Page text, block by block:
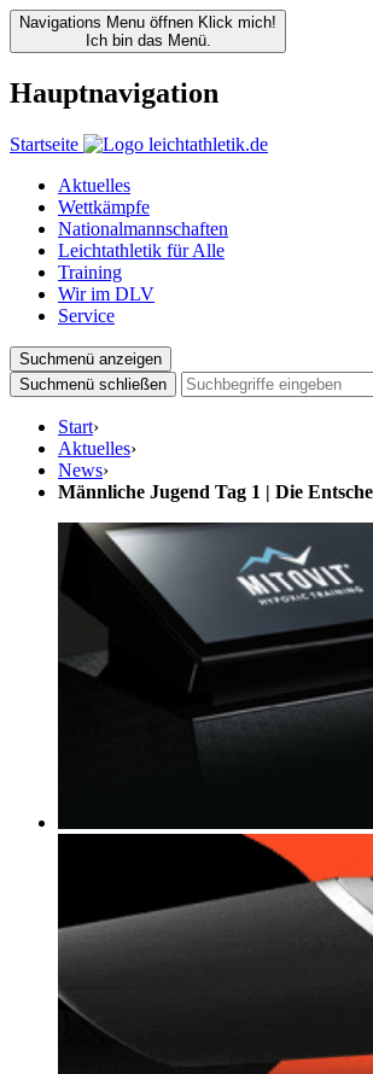
Navigations Menu öffnen Klick mich!
Ich bin das Menü.
Hauptnavigation
Startseite
Aktuelles
Wettkämpfe
Nationalmannschaften
Leichtathletik für Alle
Training
Wir im DLV
Service
Suchmenü anzeigen
Suchmenü schließen
Start›
Aktuelles›
News›
Männliche Jugend Tag 1 | Die